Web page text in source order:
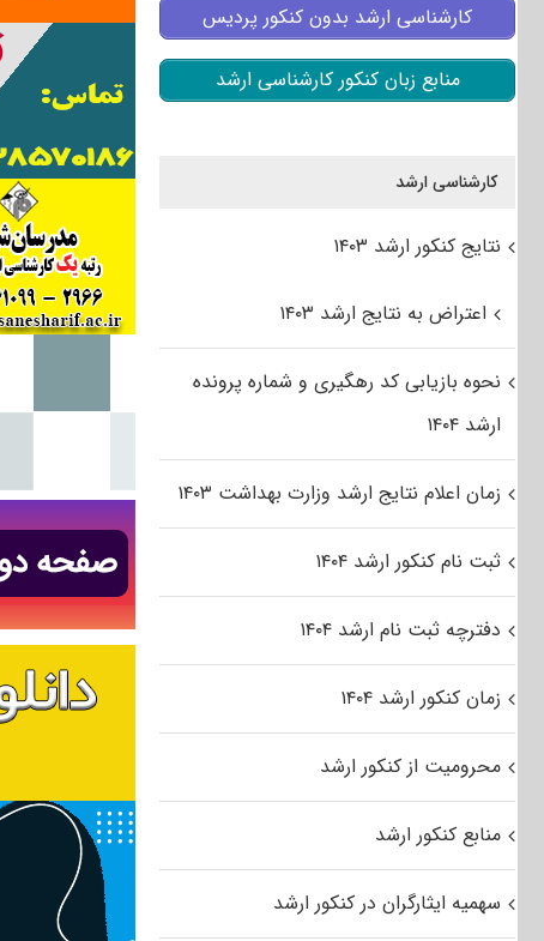
کارشناسی ارشد بدون کنکور پردیس
منابع زبان کنکور کارشناسی ارشد
کارشناسی ارشد
نتایج کنکور ارشد ۱۴۰۳
اعتراض به نتایج ارشد ۱۴۰۳
نحوه بازیابی کد رهگیری و شماره پرونده
ارشد ۱۴۰۴
زمان اعلام نتایج ارشد وزارت بهداشت ۱۴۰۳
ثبت نام کنکور ارشد ۱۴۰۴
دفترچه ثبت نام ارشد ۱۴۰۴
زمان کنکور ارشد ۱۴۰۴
محرومیت از کنکور ارشد
منابع کنکور ارشد
سهمیه ایثارگران در کنکور ارشد